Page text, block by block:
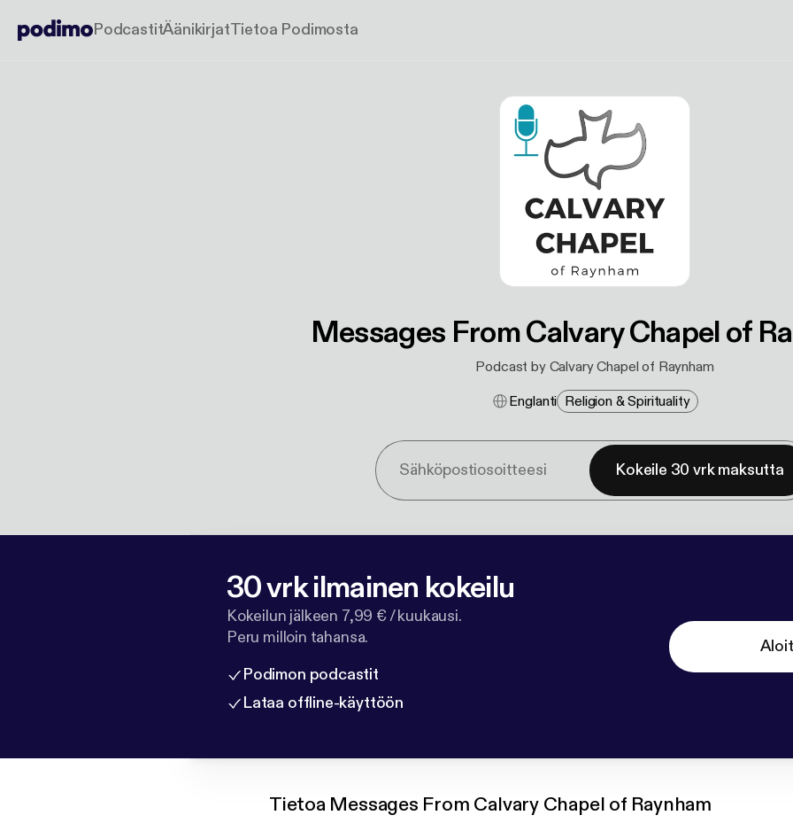
PodcastitÄänikirjatTietoa Podimosta
Messages From Calvary Chapel of
Podcast by Calvary Chapel of Raynham
Englanti Religion & Spirituality
Kokeile 30 vrk maksutta
30 vrk ilmainen kokeilu
Kokeilun jälkeen 7,99 € / kuukausi.
Peru milloin tahansa.
Podimon podcastit
Lataa offline-käyttöön
Tietoa Messages From Calvary Chapel of Raynham